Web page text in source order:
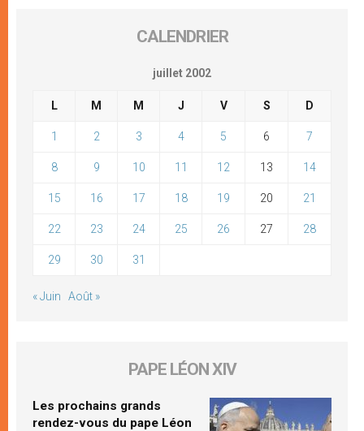
CALENDRIER
juillet 2002
L M M J V S D
1 2 3 4 5 6 7
8 9 10 11 12 13 14
15 16 17 18 19 20 21
22 23 24 25 26 27 28
29 30 31
« Juin Août »
PAPE LÉON XIV
Les prochains grands
rendez-vous du pape Léon